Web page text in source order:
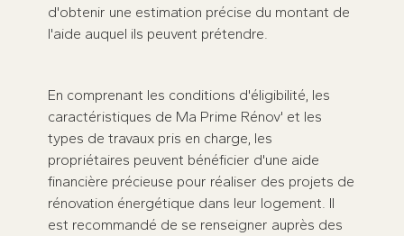
d'obtenir une estimation précise du montant de
l'aide auquel ils peuvent prétendre.
En comprenant les conditions d'éligibilité, les
caractéristiques de Ma Prime Rénov' et les
types de travaux pris en charge, les
propriétaires peuvent bénéficier d'une aide
financière précieuse pour réaliser des projets de
rénovation énergétique dans leur logement. Il
est recommandé de se renseigner auprès des